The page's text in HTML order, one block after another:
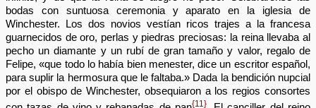
bodas con suntuosa ceremonia y aparato en la iglesia de
Winchester. Los dos novios vestían ricos trajes a la francesa
guarnecidos de oro, perlas y piedras preciosas: la reina llevaba al
pecho un diamante y un rubí de gran tamaño y valor, regalo de
Felipe, «que todo lo había bien menester, dice un escritor español,
para suplir la hermosura que le faltaba.» Dada la bendición nupcial
por el obispo de Winchester, obsequiaron a los regios consortes
{11}